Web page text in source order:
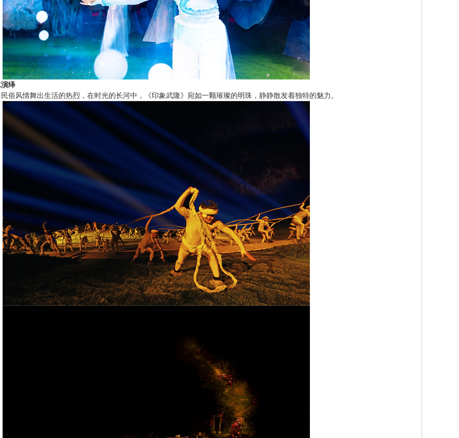
绎
情舞出生活的热烈，在时光的长河中，《印象武隆》宛如一颗璀璨的明珠，静静散发着独特的魅力。